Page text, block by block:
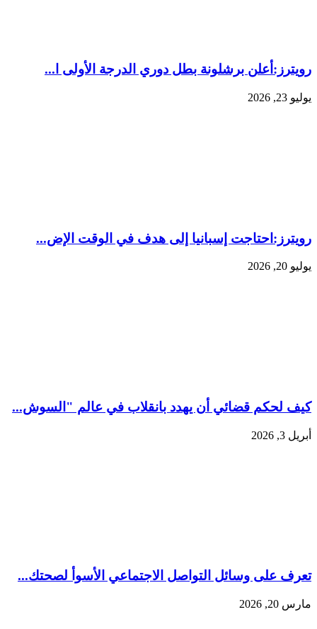
رويترز:‏أعلن برشلونة بطل دوري الدرجة الأولى ا...
يوليو 23, 2026
رويترز:‏احتاجت إسبانيا إلى هدف ​في الوقت الإض...
يوليو 20, 2026
كيف لحكم قضائي أن يهدد بانقلاب في عالم "السوش...
أبريل 3, 2026
تعرف على وسائل التواصل الاجتماعي الأسوأ لصحتك...
مارس 20, 2026